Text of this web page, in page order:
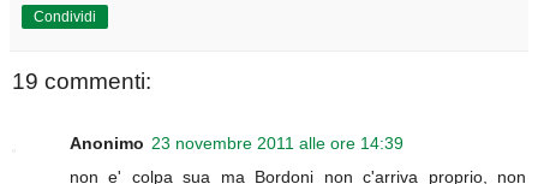
Condividi
19 commenti:
Anonimo 23 novembre 2011 alle ore 14:39
non e' colpa sua ma Bordoni non c'arriva proprio, non